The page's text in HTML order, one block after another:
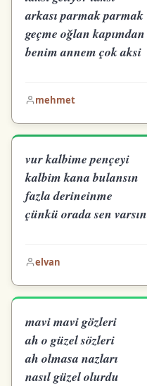
arkası parmak parmak
geçme oğlan kapımdan
benim annem çok aksi
mehmet
vur kalbime pençeyi
kalbim kana bulansın
fazla derineinme
çünkü orada sen varsın
elvan
mavi mavi gözleri
ah o güzel sözleri
ah olmasa nazları
nasıl güzel olurdu